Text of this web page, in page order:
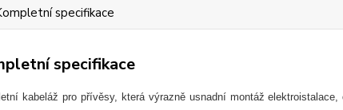
specifikace
specifikace
kabeláž pro přívěsy, která výrazně usnadní montáž